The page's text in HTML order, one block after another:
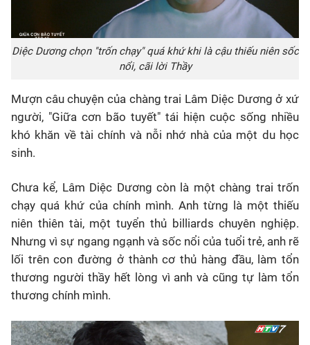
Diệc Dương chọn "trốn chạy" quá khứ khi là cậu thiếu niên sốc
nổi, cãi lời Thầy
Mượn câu chuyện của chàng trai Lâm Diệc Dương ở xứ
người, "Giữa cơn bão tuyết" tái hiện cuộc sống nhiều
khó khăn về tài chính và nỗi nhớ nhà của một du học
sinh.
Chưa kể, Lâm Diệc Dương còn là một chàng trai trốn
chạy quá khứ của chính mình. Anh từng là một thiếu
niên thiên tài, một tuyển thủ billiards chuyên nghiệp.
Nhưng vì sự ngang ngạnh và sốc nổi của tuổi trẻ, anh rẽ
lối trên con đường ở thành cơ thủ hàng đầu, làm tổn
thương người thầy hết lòng vì anh và cũng tự làm tổn
thương chính mình.